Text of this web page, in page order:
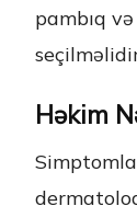
pambıq
Həkim